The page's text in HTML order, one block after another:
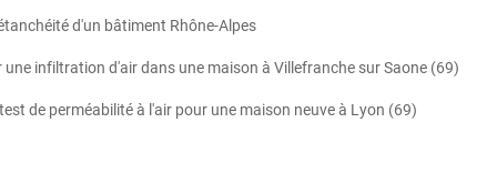
d'un bâtiment Rhône-Alpes
infiltration d'air dans une maison à Villefranche sur Saone (69)
de perméabilité à l'air pour une maison neuve à Lyon (69)